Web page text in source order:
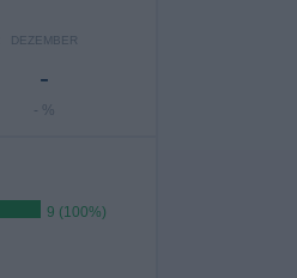
DEZEMBER
-
- %
9 (100%)